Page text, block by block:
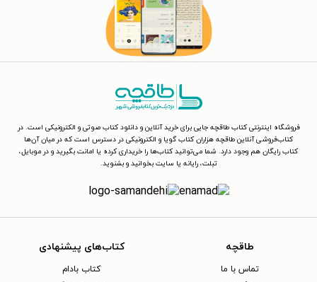
فروشگاه اینترنتی کتاب طاقچه جایی برای خرید آنلاین و دانلود کتاب صوتی و الکترونیکی است. در
کتاب‌فروشی آنلاین طاقچه هزاران کتاب گویا و الکترونیکی در دسترس است که در میان آن‌ها
کتاب رایگان هم وجود دارد. شما می‌توانید کتاب‌ها را خریداری کرده یا امانت بگیرید و در موبایل،
تبلت، رایانه یا سایت بخوانید و بشنوید.
طاقچه
تماس با ما
کتاب‌های پیشنهادی
کتاب بادام